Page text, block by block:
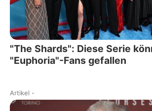
"The Shards": Diese Serie
"Euphoria"-Fans gefallen
Artikel -